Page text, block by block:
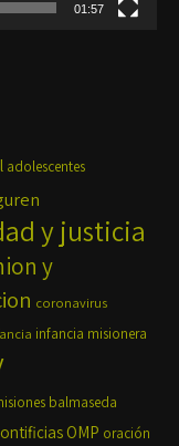
01:57
adolescentes
y justicia
y
coronavirus
infancia misionera
balmaseda
OMP oración